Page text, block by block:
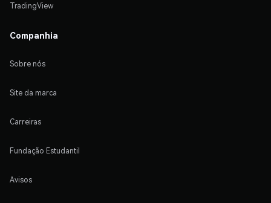
TradingView
Companhia
Sobre nós
Site da marca
Carreiras
Fundação Estudantil
Avisos